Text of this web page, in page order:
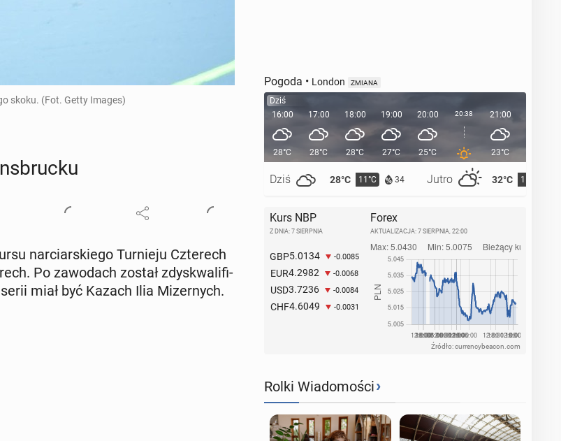
skoku. (Fot. Getty Images)
nar­ciar­skie­go Tur­nie­ju Czte­rech
Po za­wo­dach został zdys­kwa­li­fi­
miał być Kazach Ilia Mi­zer­nych.
Pogoda • London ZMIANA
Dziś
16:00
28°C
Dziś 28°C 11°C 34 Jutro 32°C 15°C
17:00
28°C
18:00
28°C
19:00
27°C
20:00
25°C
20:38 21:00
23°C
Kurs NBP
Z DNIA: 7 SIERPNIA
GBP5.0134 -0.0085
EUR4.2982 -0.0068
USD3.7236 -0.0084
CHF4.6049 -0.0031
Forex
AKTUALIZACJA: 7 SIERPNIA, 22:00
Źródło: currencybeacon.com
Rolki Wiadomości›